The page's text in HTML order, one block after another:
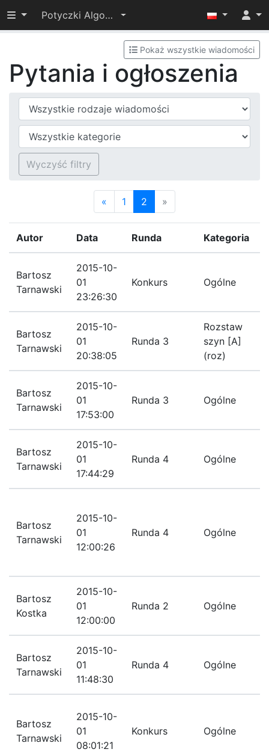
Przełącz widoczność menu
Potyczki Algorytmiczne 2015
Pokaż wszystkie wiadomości
Pytania i ogłoszenia
Typ wiadomości
Kategoria
Wyczyść filtry
« 1 2 »
Autor Data Runda Kategoria
Bartosz
Tarnawski
2015-10-
01
23:26:30
Konkurs Ogólne
Bartosz
Tarnawski
2015-10-
01
20:38:05
Runda 3
Rozstaw
szyn [A]
(roz)
Bartosz
Tarnawski
2015-10-
01
17:53:00
Runda 3 Ogólne
Bartosz
Tarnawski
2015-10-
01
17:44:29
Runda 4 Ogólne
Bartosz
Tarnawski
2015-10-
01
12:00:26
Runda 4 Ogólne
Bartosz
Kostka
2015-10-
01
12:00:00
Runda 2 Ogólne
Bartosz
Tarnawski
2015-10-
01
11:48:30
Runda 4 Ogólne
Bartosz
Tarnawski
2015-10-
01
08:01:21
Konkurs Ogólne